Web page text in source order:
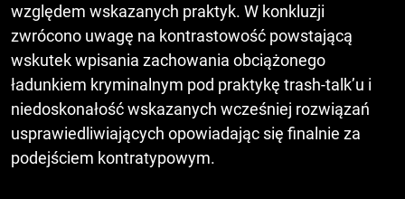
względem wskazanych praktyk. W konkluzji
zwrócono uwagę na kontrastowość powstającą
wskutek wpisania zachowania obciążonego
ładunkiem kryminalnym pod praktykę trash-talk’u i
niedoskonałość wskazanych wcześniej rozwiązań
usprawiedliwiających opowiadając się finalnie za
podejściem kontratypowym.